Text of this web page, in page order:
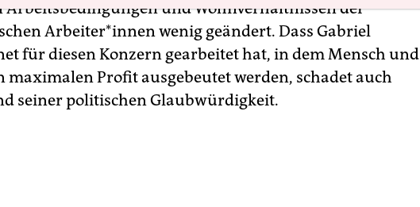
Arbeitsbedingungen und Wohnverhältnissen der
Ar­bei­ter*in­nen wenig geändert. Dass Gabriel
für diesen Konzern gearbeitet hat, in dem Mensch und
maximalen Profit ausgebeutet werden, schadet auch
seiner politischen Glaubwürdigkeit.